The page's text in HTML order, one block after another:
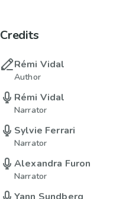
Credits
Rémi Vidal
Author
Rémi Vidal
Narrator
Sylvie Ferrari
Narrator
Alexandra Furon
Narrator